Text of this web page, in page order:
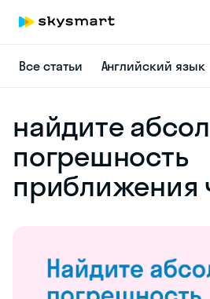
Все статьи Английский язык
найдите
погрешность
приближения